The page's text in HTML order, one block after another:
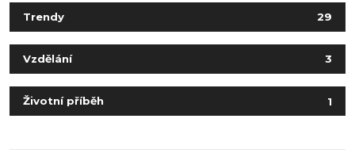
Trendy 29
Vzdělání 3
Životní příběh 1